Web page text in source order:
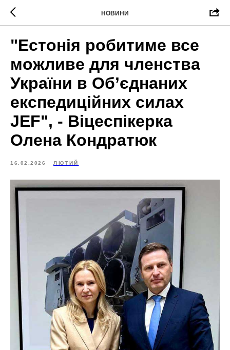
НОВИНИ
"Естонія робитиме все
можливе для членства
України в Об’єднаних
експедиційних силах
JEF", - Віцеспікерка
Олена Кондратюк
16.02.2026 ЛЮТИЙ